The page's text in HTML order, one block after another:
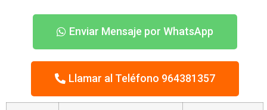
Enviar Mensaje por WhatsApp
Llamar al Teléfono 964381357